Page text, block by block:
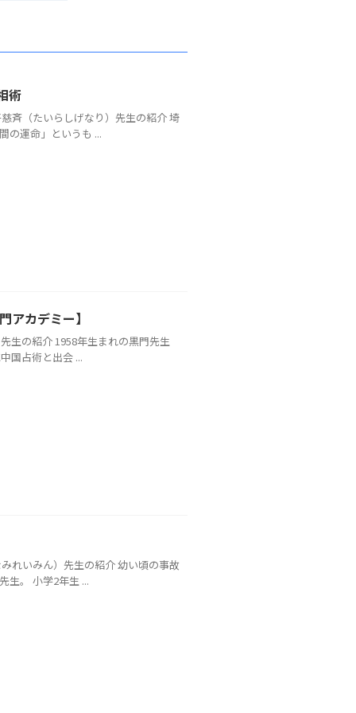
術
斉（たいらしげなり）先生の紹介 埼
の運命」というも ...
アカデミー】
生の紹介 1958年生まれの黒門先生
国占術と出会 ...
れいみん）先生の紹介 幼い頃の事故
生。 小学2年生 ...